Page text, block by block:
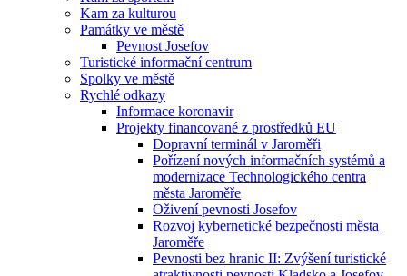
Kam za kulturou
Památky ve městě
Pevnost Josefov
Turistické informační centrum
Spolky ve městě
Rychlé odkazy
Informace koronavir
Projekty financované z prostředků EU
Dopravní terminál v Jaroměři
Pořízení nových informačních systémů a
modernizace Technologického centra
města Jaroměře
Oživení pevnosti Josefov
Rozvoj kybernetické bezpečnosti města
Jaroměře
Pevnosti bez hranic II: Zvýšení turistické